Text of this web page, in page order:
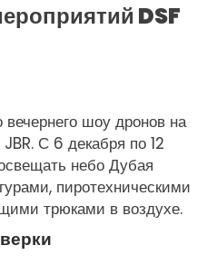
DSF
шоу дронов на
С 6 декабря по 12
небо Дубая
пиротехническими
трюками в воздухе.